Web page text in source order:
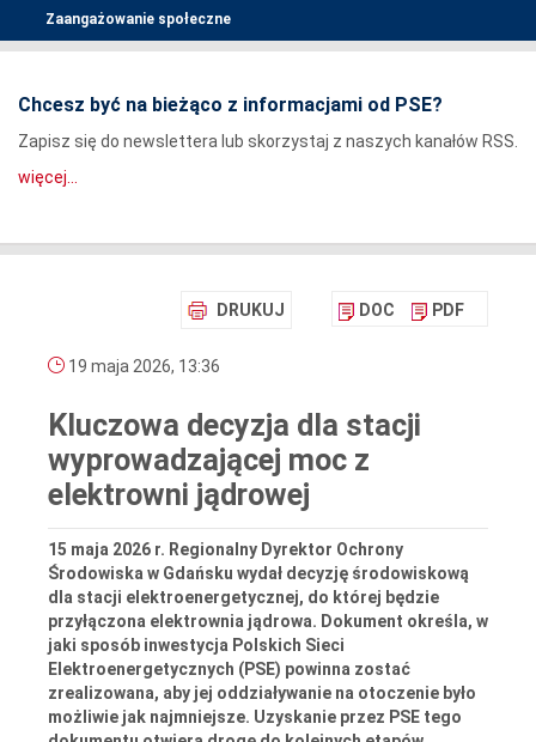
Zaangażowanie społeczne
Chcesz być na bieżąco z informacjami od PSE?
Zapisz się do newslettera lub skorzystaj z naszych kanałów RSS.
więcej...
DRUKUJ DOC PDF
19 maja 2026, 13:36
Kluczowa decyzja dla stacji
wyprowadzającej moc z
elektrowni jądrowej
15 maja 2026 r. Regionalny Dyrektor Ochrony
Środowiska w Gdańsku wydał decyzję środowiskową
dla stacji elektroenergetycznej, do której będzie
przyłączona elektrownia jądrowa. Dokument określa, w
jaki sposób inwestycja Polskich Sieci
Elektroenergetycznych (PSE) powinna zostać
zrealizowana, aby jej oddziaływanie na otoczenie było
możliwie jak najmniejsze. Uzyskanie przez PSE tego